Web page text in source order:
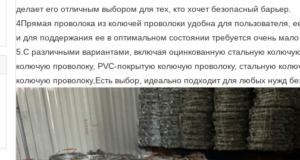
делает его отличным выбором для тех, кто хочет безопасный барьер.
4Прямая проволока из колючей проволоки удобна для пользователя,
и для поддержания ее в оптимальном состоянии требуется очень
5.С различными вариантами, включая оцинкованную стальную
колючую проволоку, PVC-покрытую колючую проволоку, стальную
колючую проволоку,Есть выбор, идеально подходит для любых нужд